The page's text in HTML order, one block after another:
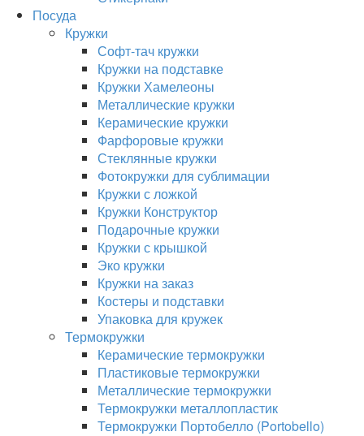
Посуда
Кружки
Софт-тач кружки
Кружки на подставке
Кружки Хамелеоны
Металлические кружки
Керамические кружки
Фарфоровые кружки
Стеклянные кружки
Фотокружки для сублимации
Кружки с ложкой
Кружки Конструктор
Подарочные кружки
Кружки с крышкой
Эко кружки
Кружки на заказ
Костеры и подставки
Упаковка для кружек
Термокружки
Керамические термокружки
Пластиковые термокружки
Металлические термокружки
Термокружки металлопластик
Термокружки Портобелло (Portobello)